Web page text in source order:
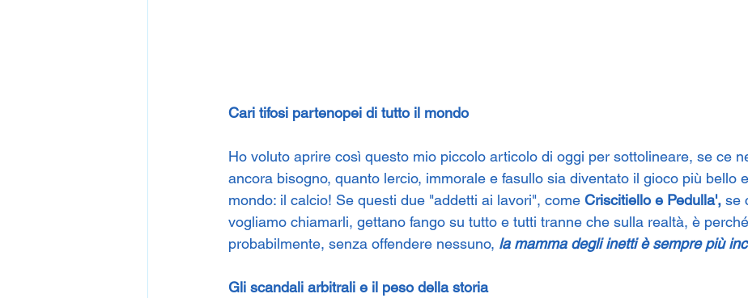
Cari tifosi partenopei di tutto il mondo
Ho voluto aprire così questo mio piccolo articolo di oggi per sottolineare, se ce
ancora bisogno, quanto lercio, immorale e fasullo sia diventato il gioco più bello
mondo: il calcio! Se questi due "addetti ai lavori", come Criscitiello e Pedulla', se
vogliamo chiamarli, gettano fango su tutto e tutti tranne che sulla realtà, è perché
probabilmente, senza offendere nessuno, la mamma degli inetti è sempre più
Gli scandali arbitrali e il peso della storia